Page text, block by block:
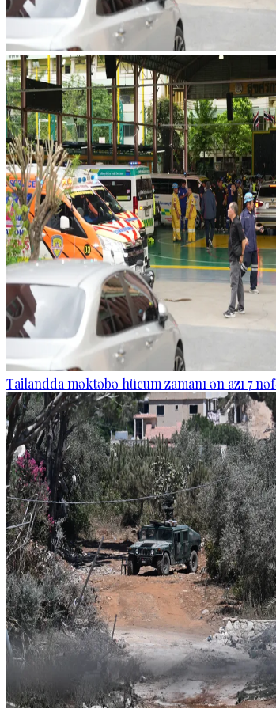
Tailandda məktəbə hücum zamanı ən azı 7